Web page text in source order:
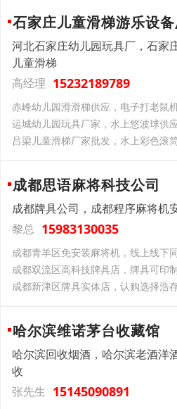
石家庄儿童滑梯游乐设
河北石家庄幼儿园玩具厂，石家
儿童滑梯
高经理 15232189789
赤峰幼儿园滑滑梯供应，电子打老鼠
运城幼儿园玩具厂家，水上悠波球供
吕梁儿童滑梯厂家批发，水上彩色滚
成都思语麻将科技公司
成都牌具公司，成都程序麻将机
黎总 15983130035
成都‌青羊区‌‌‌免安装麻将机，线上线下
成都‌双流区‌‌‌高科技牌具店，牌具可印
成都‌新津区‌‌‌牌具实体店，认购选择浩
哈尔滨维诺茅台收藏馆
哈尔滨回收烟酒，哈尔滨老酒洋
收
张先生 15145090891